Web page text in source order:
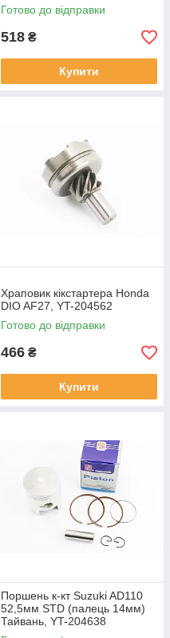
Готово до відправки
518 ₴
Купити
Храповик кікстартера Honda
DIO AF27, YT-204562
Готово до відправки
466 ₴
Купити
Поршень к-кт Suzuki AD110
52,5мм STD (палець 14мм)
Тайвань, YT-204638